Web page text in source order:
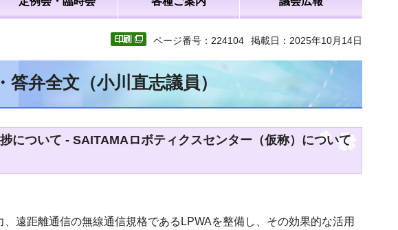
ページ番号：224104 掲載日：2025年10月14日
弁全文（小川直志議員）
について - SAITAMAロボティクスセンター（仮称）について
遠距離通信の無線通信規格であるLPWAを整備し、その効果的な活用